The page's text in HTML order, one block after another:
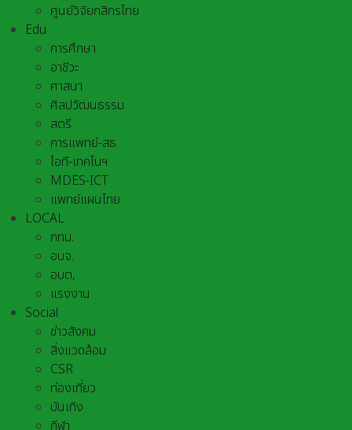
ศูนย์วิจัยกสิกรไทย
Edu
การศึกษา
อาชีวะ
ศาสนา
ศิลปวัฒนธรรม
สตรี
การแพทย์-สธ
ไอที-เทคโนฯ
MDES-ICT
แพทย์แผนไทย
LOCAL
กทม.
อบจ.
อบต,
แรงงาน
Social
ข่าวสังคม
สิ่งแวดล้อม
CSR
ท่องเที่ยว
บันเทิง
กีฬา